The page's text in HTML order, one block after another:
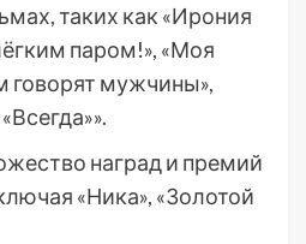
таких как «Ирония
паром!», «Моя
говорят мужчины»,
наград и премий
«Ника», «Золотой